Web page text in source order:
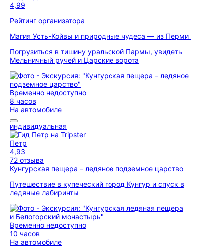
4,99
Рейтинг организатора
Магия Усть-Койвы и природные чудеса — из Перми
Погрузиться в тишину уральской Пармы, увидеть
Мельничный ручей и Царские ворота
Временно недоступно
8 часов
На автомобиле
индивидуальная
Петр
4,93
72 отзыва
Кунгурская пещера – ледяное подземное царство
Путешествие в купеческий город Кунгур и спуск в
ледяные лабиринты
Временно недоступно
10 часов
На автомобиле